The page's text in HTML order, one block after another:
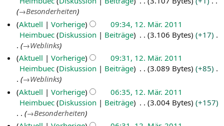
m
e
n
a
s
n
g
a
r
b
i
t
u
g
s
B
e
a
r
b
i
t
u
g
i
n
e
B
e
a
b
e
t
→Besonderheiten
Aktuell
Vorherige
09:34, 12. Mär. 2011
Heimbuec Diskussion Beiträge 3.106 Bytes
+17
→Weblinks
Aktuell
Vorherige
09:31, 12. Mär. 2011
Heimbuec Diskussion Beiträge 3.089 Bytes
+85
→Weblinks
Aktuell
Vorherige
06:35, 12. Mär. 2011
Heimbuec Diskussion Beiträge 3.004 Bytes
+157
→Besonderheiten